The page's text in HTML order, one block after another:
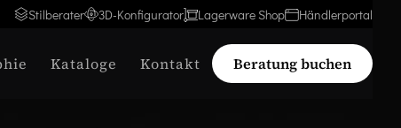
Stilberater 3D-Konfigurator Lagerware Shop Händlerportal
Kataloge Kontakt Beratung buchen